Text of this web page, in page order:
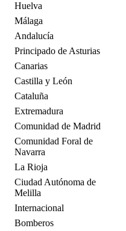
Huelva
Málaga
Andalucía
Principado de Asturias
Canarias
Castilla y León
Cataluña
Extremadura
Comunidad de Madrid
Comunidad Foral de
Navarra
La Rioja
Ciudad Autónoma de
Melilla
Internacional
Bomberos